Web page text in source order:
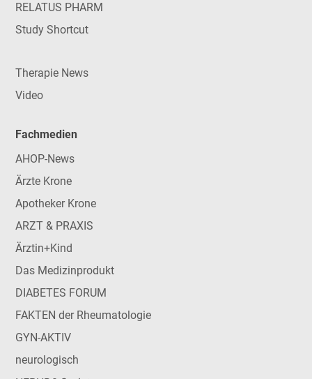
RELATUS PHARM
Study Shortcut
Therapie News
Video
Fachmedien
AHOP-News
Ärzte Krone
Apotheker Krone
ARZT & PRAXIS
Ärztin+Kind
Das Medizinprodukt
DIABETES FORUM
FAKTEN der Rheumatologie
GYN-AKTIV
neurologisch